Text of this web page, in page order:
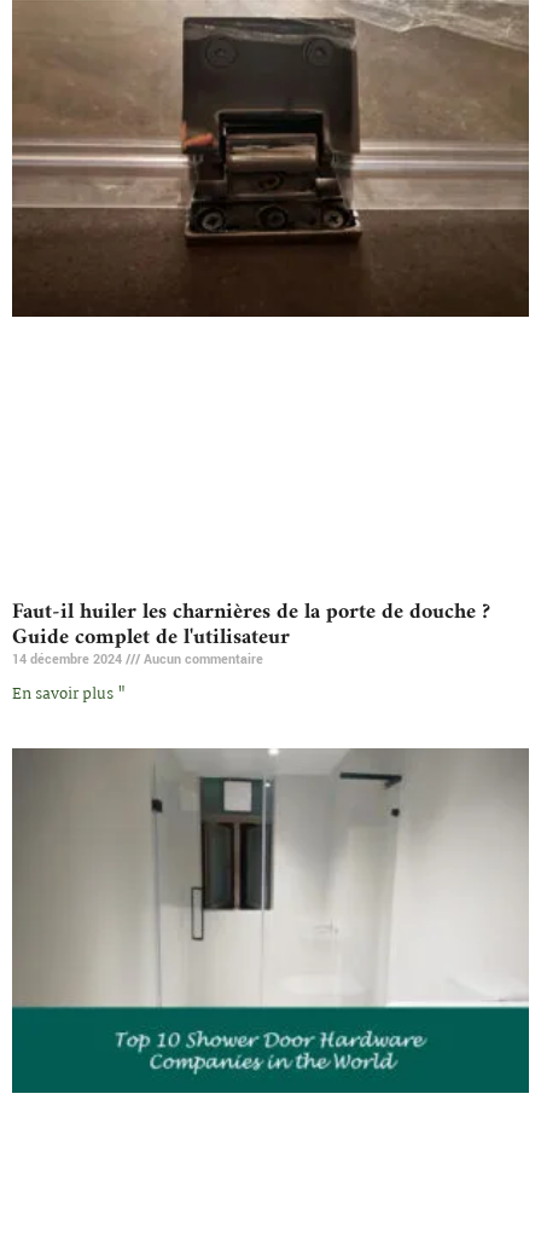
Faut-il huiler les charnières de la porte de douche ?
Guide complet de l'utilisateur
14 décembre 2024 Aucun commentaire
En savoir plus "